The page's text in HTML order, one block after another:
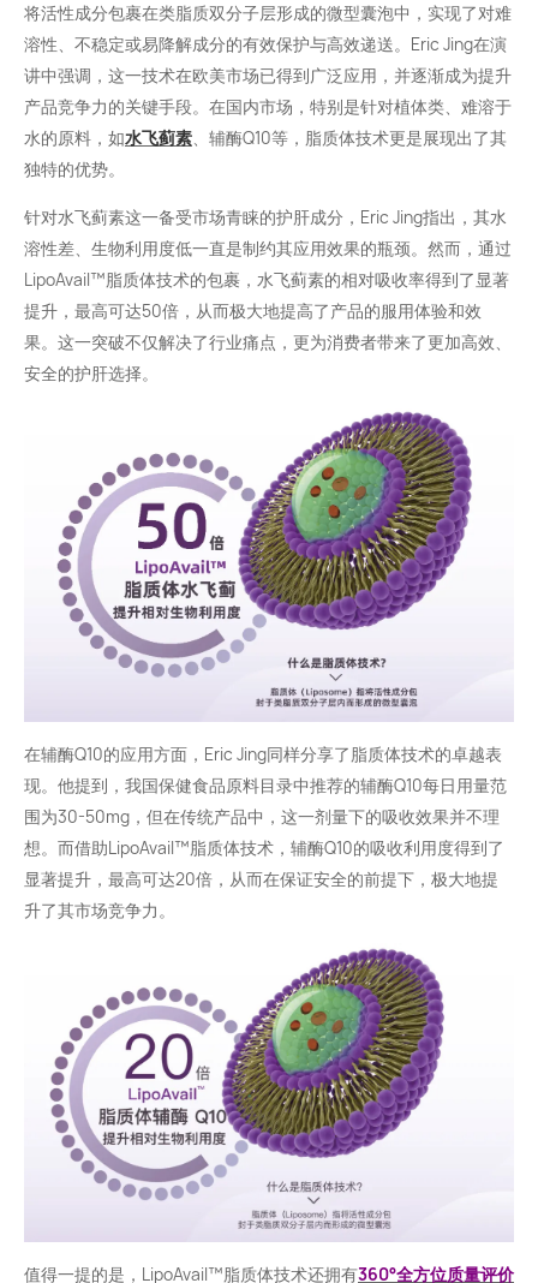
将活性成分包裹在类脂质双分子层形成的微型囊泡中，实现了对难
溶性、不稳定或易降解成分的有效保护与高效递送。Eric Jing在演
讲中强调，这一技术在欧美市场已得到广泛应用，并逐渐成为提升
产品竞争力的关键手段。在国内市场，特别是针对植体类、难溶于
水的原料，如水飞蓟素、辅酶Q10等，脂质体技术更是展现出了其
独特的优势。
针对水飞蓟素这一备受市场青睐的护肝成分，Eric Jing指出，其水
溶性差、生物利用度低一直是制约其应用效果的瓶颈。然而，通过
LipoAvail™️脂质体技术的包裹，水飞蓟素的相对吸收率得到了显著
提升，最高可达50倍，从而极大地提高了产品的服用体验和效
果。这一突破不仅解决了行业痛点，更为消费者带来了更加高效、
安全的护肝选择。
在辅酶Q10的应用方面，Eric Jing同样分享了脂质体技术的卓越表
现。他提到，我国保健食品原料目录中推荐的辅酶Q10每日用量范
围为30-50mg，但在传统产品中，这一剂量下的吸收效果并不理
想。而借助LipoAvail™️脂质体技术，辅酶Q10的吸收利用度得到了
显著提升，最高可达20倍，从而在保证安全的前提下，极大地提
升了其市场竞争力。
值得一提的是，LipoAvail™️脂质体技术还拥有360°全方位质量评价